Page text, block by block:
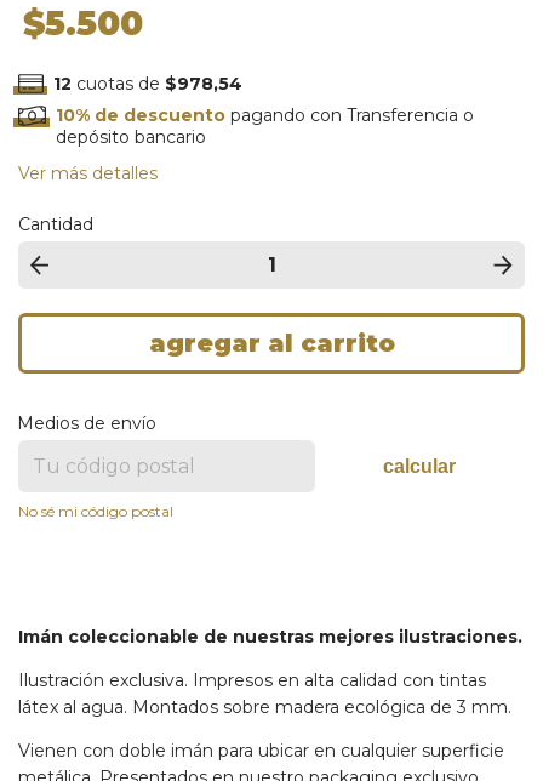
$5.500
12 cuotas de $978,54
10% de descuento pagando con Transferencia o
depósito bancario
Ver más detalles
Cantidad
Medios de envío
calcular
No sé mi código postal
Imán coleccionable de nuestras mejores ilustraciones.
Ilustración exclusiva. Impresos en alta calidad con tintas
látex al agua. Montados sobre madera ecológica de 3 mm.
Vienen con doble imán para ubicar en cualquier superficie